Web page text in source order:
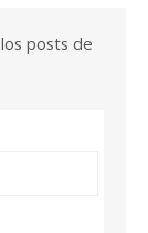
posts de